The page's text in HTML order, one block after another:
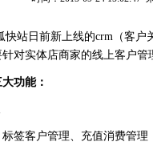
快站日前新上线的crm（客
对实体店商家的线上客户管
功能：
签客户管理、充值消费管理